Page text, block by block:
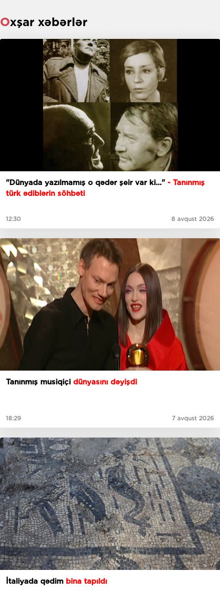
Oxşar xəbərlər
"Dünyada yazılmamış o qədər şeir var ki..." - Tanınmış
türk ədiblərin söhbəti
12:30 8 avqust 2026
Tanınmış musiqiçi dünyasını dəyişdi
18:29 7 avqust 2026
İtaliyada qədim bina tapıldı